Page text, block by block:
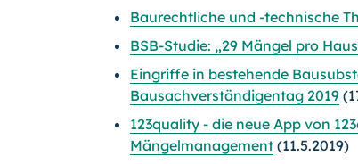
Baurechtliche und -technische
BSB-Studie: „29 Mängel pro
Eingriffe in bestehende
Bausachverständigentag 2019
123quality - die neue App von
Mängelmanagement (11.5.2019)